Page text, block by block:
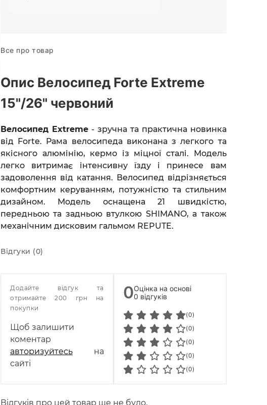
Все про товар
Опис Велосипед Forte Extreme
15"/26" червоний
Велосипед Extreme- зручна та практична новинка
від Forte. Рама велосипеда виконана з легкого та
якісного алюмінію, кермо із міцної сталі. Модель
легко витримає інтенсивну їзду і принесе вам
задоволення від катання. Велосипед відрізняється
комфортним керуванням, потужністю та стильним
дизайном. Модель оснащена 21 швидкістю,
передньою та задньою втулкою SHIMANO, а також
механічним дисковим гальмом REPUTE.
Відгуки (0)
Додайте відгук та
отримайте 200 грн на
покупки
Щоб залишити
коментар
авторизуйтесь на
сайті
0Оцінка на основі
0 відгуків
(0)
(0)
(0)
(0)
(0)
Відгуків про цей товар ще не було.